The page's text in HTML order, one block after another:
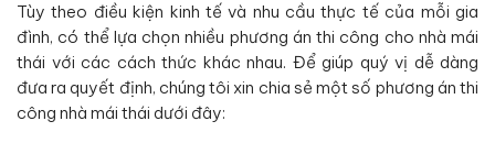
Tùy theo điều kiện kinh tế và nhu cầu thực tế của mỗi gia
đình, có thể lựa chọn nhiều phương án thi công cho nhà mái
thái với các cách thức khác nhau. Để giúp quý vị dễ dàng
đưa ra quyết định, chúng tôi xin chia sẻ một số phương án thi
công nhà mái thái dưới đây: